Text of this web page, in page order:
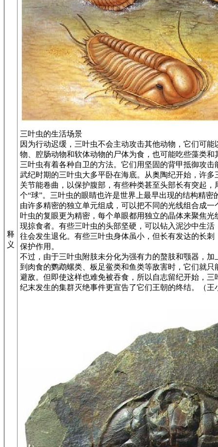
释
义
三叶虫的生活场景
因为行动迟缓，三叶虫不会主动攻击其他动物，它们可能
物、腔肠动物和软体动物的尸体为食，也可能吃些藻类和
三叶虫有着各种自卫的方法。它们用坚固的背甲抵御攻击
武纪时期的三叶虫大多平卧在海底。从奥陶纪开始，许多
关节能卷曲，以保护腹部，有些种类甚至头部长有突起，
个“球”。三叶虫的眼睛也许是世界上最早出现的结构精密
由许多精密的独立单元组成，可以把不同的光线组合成一
叶虫的复眼更为精密，每个单眼都用独立的晶体来聚焦光
现掠食者。有些三叶虫的头部坚硬，可以钻入泥沙中生活
往会发生退化。有些三叶虫身体虽小，但长有发达的长刺
保护作用。
不过，由于三叶虫附肢未分化为强有力的螯肢和颚器，加
到肉食的鹦鹉螺类、板足鲎类和鱼类等敌害时，它们就只
避敌。但即使这样也难免被吞食，所以自志留纪开始，三
纪末发生的集群灭绝事件更宣告了它们王朝的终结。（王